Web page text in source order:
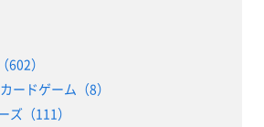
602）
ードゲーム（8）
ズ（111）